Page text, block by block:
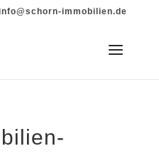
info@schorn-immobilien.de